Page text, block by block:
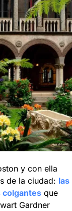
y con ella
de la ciudad: las
colgantes que
Gardner